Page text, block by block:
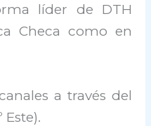
líder de DTH
Checa como en
a través del
Este).